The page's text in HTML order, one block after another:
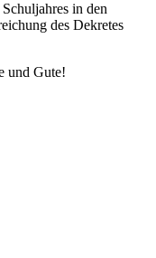
in den
des Dekretes
und Gute!